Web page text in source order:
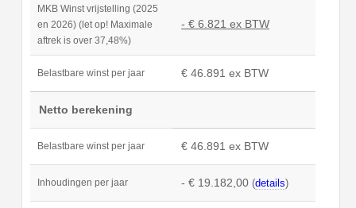
MKB Winst vrijstelling (2025
en 2026) (let op! Maximale
aftrek is over 37,48%)
- € 6.821 ex BTW
Belastbare winst per jaar € 46.891 ex BTW
Netto berekening
Belastbare winst per jaar € 46.891 ex BTW
Inhoudingen per jaar - € 19.182,00 (details)